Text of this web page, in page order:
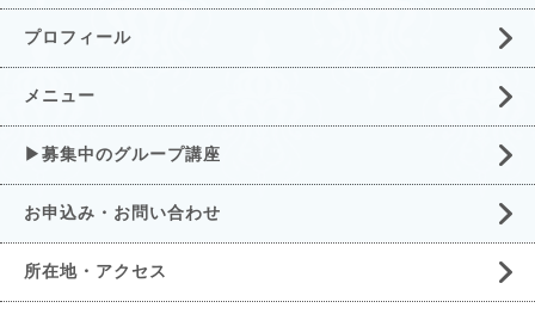
プロフィール
メニュー
▶募集中のグループ講座
お申込み・お問い合わせ
所在地・アクセス